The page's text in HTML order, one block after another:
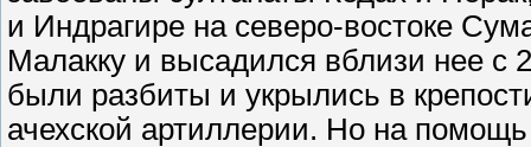
и Индрагире на северо-востоке
Малакку и высадился вблизи нее с
были разбиты и укрылись в
ачехской артиллерии. Но на